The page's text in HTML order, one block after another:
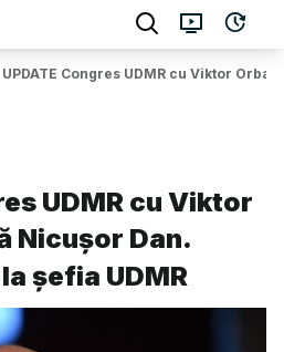
UPDATE Congres UDMR cu Viktor
UDMR cu Viktor
Nicușor Dan.
șefia UDMR